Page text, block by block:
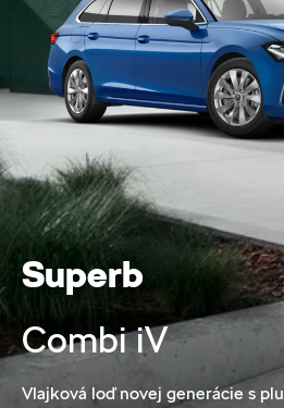
Superb
Combi iV
Vlajková loď novej generácie s